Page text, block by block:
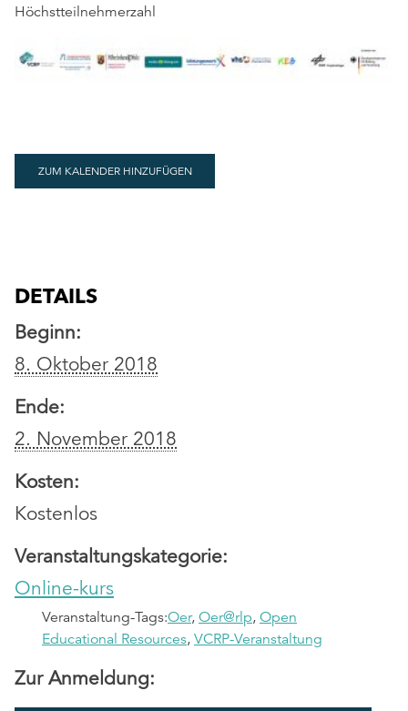
Höchstteilnehmerzahl
ZUM KALENDER HINZUFÜGEN
DETAILS
Beginn:
8. Oktober 2018
Ende:
2. November 2018
Kosten:
Kostenlos
Veranstaltungskategorie:
Online-kurs
Veranstaltung-Tags:Oer, Oer@rlp, Open
Educational Resources, VCRP-Veranstaltung
Zur Anmeldung: